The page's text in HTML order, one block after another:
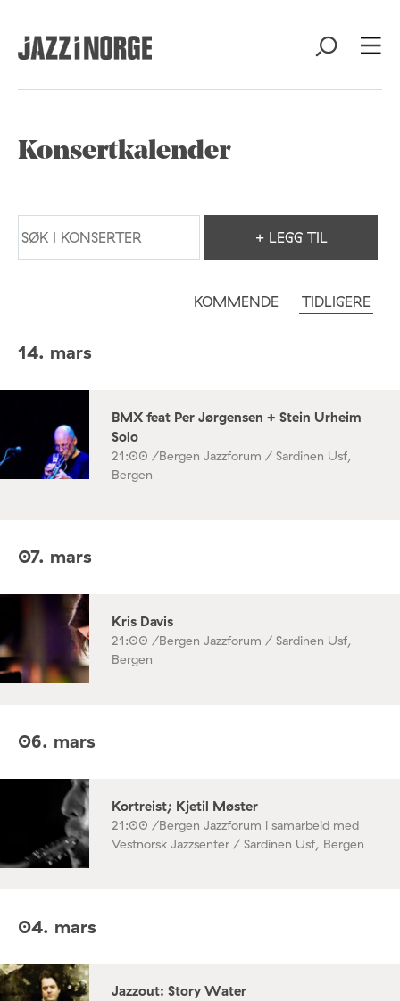
Konsertkalender
+ LEGG TIL
KOMMENDE TIDLIGERE
14. mars
BMX feat Per Jørgensen + Stein Urheim
Solo
21:00 /Bergen Jazzforum / Sardinen Usf,
Bergen
07. mars
Kris Davis
21:00 /Bergen Jazzforum / Sardinen Usf,
Bergen
06. mars
Kortreist; Kjetil Møster
21:00 /Bergen Jazzforum i samarbeid med
Vestnorsk Jazzsenter / Sardinen Usf, Bergen
04. mars
Jazzout: Story Water